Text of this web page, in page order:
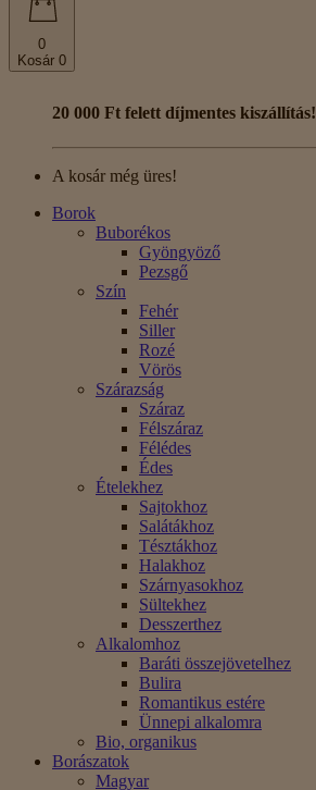
0
Kosár 0
20 000 Ft felett díjmentes kiszállítás!
A kosár még üres!
Borok
Buborékos
Gyöngyöző
Pezsgő
Szín
Fehér
Siller
Rozé
Vörös
Szárazság
Száraz
Félszáraz
Félédes
Édes
Ételekhez
Sajtokhoz
Salátákhoz
Tésztákhoz
Halakhoz
Szárnyasokhoz
Sültekhez
Desszerthez
Alkalomhoz
Baráti összejövetelhez
Bulira
Romantikus estére
Ünnepi alkalomra
Bio, organikus
Borászatok
Magyar